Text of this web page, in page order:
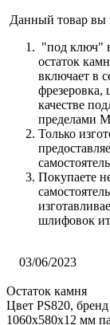
Данный товар вы
"под ключ"
остаток
включает в
качестве
пределами
Только
Покупаете
шлифовок
03/06/2023
Остаток камня
Цвет PS820,
1060x580x12 мм